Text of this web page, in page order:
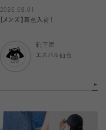
2026.08.01
【メンズ】新色入荷！
靴下屋
エスパル仙台